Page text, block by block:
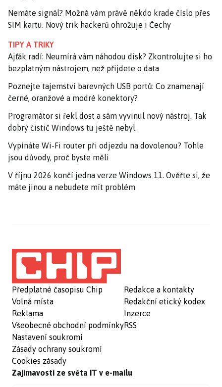
Nemáte signál? Možná vám právě někdo krade číslo přes
SIM kartu. Nový trik hackerů ohrožuje i Čechy
TIPY A TRIKY
Ajťák radí: Neumírá vám náhodou disk? Zkontrolujte si ho
bezplatným nástrojem, než přijdete o data
Poznejte tajemství barevných USB portů: Co znamenají
černé, oranžové a modré konektory?
Programátor si řekl dost a sám vyvinul nový nástroj. Tak
dobrý čistič Windows tu ještě nebyl
Vypínáte Wi-Fi router při odjezdu na dovolenou? Tohle
jsou důvody, proč byste měli
V říjnu 2026 končí jedna verze Windows 11. Ověřte si, že
máte jinou a nebudete mít problém
Předplatné časopisu Chip
Volná místa
Reklama
Všeobecné obchodní podmínky
Nastavení soukromí
Zásady ochrany soukromí
Cookies zásady
Redakce a kontakty
Redakční etický kodex
Inzerce
RSS
Zajímavosti ze světa IT v e-mailu